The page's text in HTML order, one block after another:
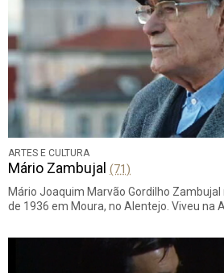
ARTES E CULTURA
Mário Zambujal (71)
Mário Joaquim Marvão Gordilho
de 1936 em Moura, no Alentejo. Viveu na